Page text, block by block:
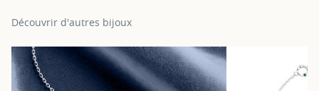
Découvrir d'autres bijoux